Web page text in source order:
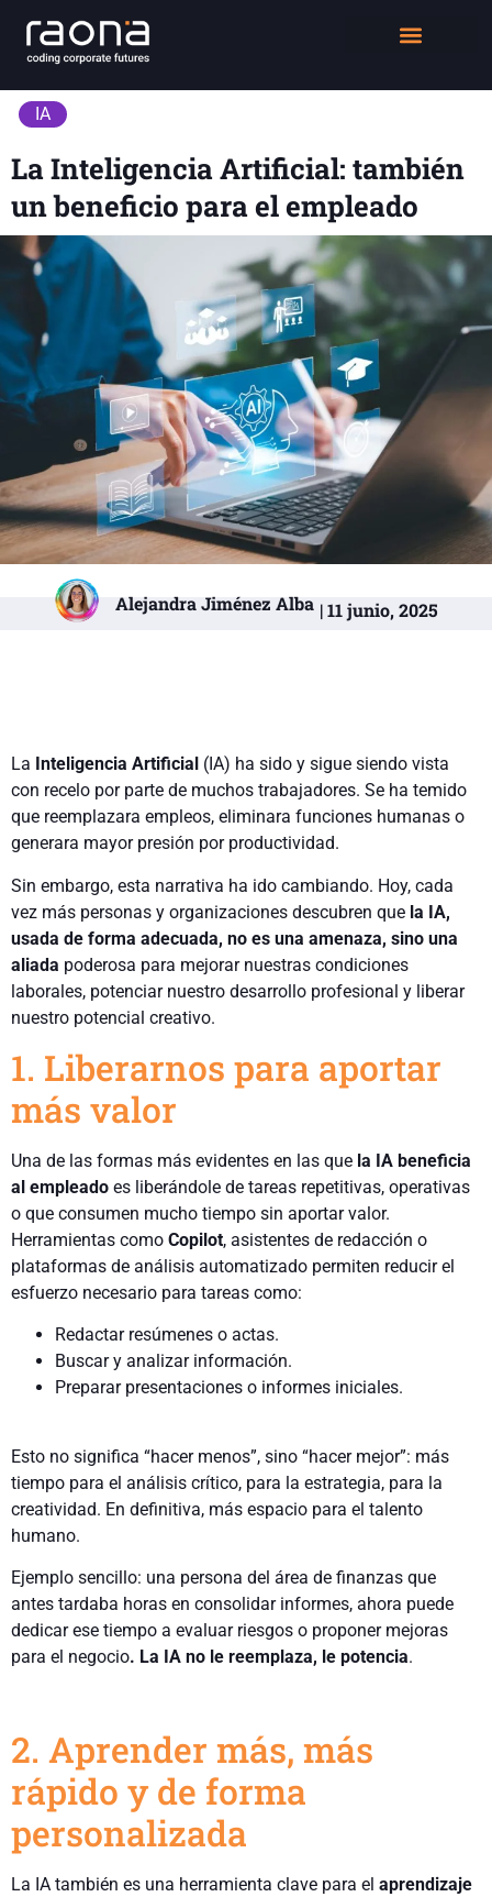
IA
La Inteligencia Artificial: también
un beneficio para el empleado
Alejandra Jiménez Alba | 11 junio, 2025
La Inteligencia Artificial (IA) ha sido y sigue siendo vista
con recelo por parte de muchos trabajadores. Se ha temido
que reemplazara empleos, eliminara funciones humanas o
generara mayor presión por productividad.
Sin embargo, esta narrativa ha ido cambiando. Hoy, cada
vez más personas y organizaciones descubren que la IA,
usada de forma adecuada, no es una amenaza, sino una
aliada poderosa para mejorar nuestras condiciones
laborales, potenciar nuestro desarrollo profesional y liberar
nuestro potencial creativo.
1. Liberarnos para aportar
más valor
Una de las formas más evidentes en las que la IA beneficia
al empleado es liberándole de tareas repetitivas, operativas
o que consumen mucho tiempo sin aportar valor.
Herramientas como Copilot, asistentes de redacción o
plataformas de análisis automatizado permiten reducir el
esfuerzo necesario para tareas como:
Redactar resúmenes o actas.
Buscar y analizar información.
Preparar presentaciones o informes iniciales.
Esto no significa “hacer menos”, sino “hacer mejor”: más
tiempo para el análisis crítico, para la estrategia, para la
creatividad. En definitiva, más espacio para el talento
humano.
Ejemplo sencillo: una persona del área de finanzas que
antes tardaba horas en consolidar informes, ahora puede
dedicar ese tiempo a evaluar riesgos o proponer mejoras
para el negocio. La IA no le reemplaza, le potencia.
2. Aprender más, más
rápido y de forma
personalizada
La IA también es una herramienta clave para el aprendizaje